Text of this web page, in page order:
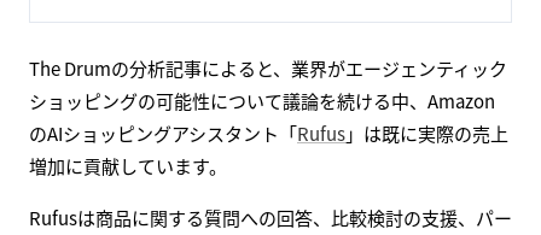
The Drumの分析記事によると、業界がエージェンティック
ショッピングの可能性について議論を続ける中、Amazon
のAIショッピングアシスタント「Rufus」は既に実際の売上
増加に貢献しています。
Rufusは商品に関する質問への回答、比較検討の支援、パー